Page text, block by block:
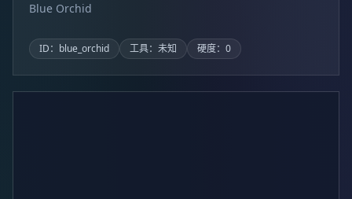
Blue Orchid
ID：blue_orchid 工具：未知 硬度：0